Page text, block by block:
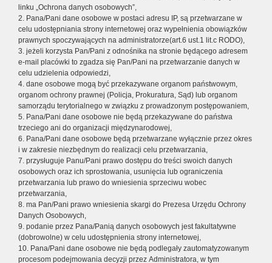
linku „Ochrona danych osobowych”,
2. Pana/Pani dane osobowe w postaci adresu IP, są przetwarzane w
celu udostępniania strony internetowej oraz wypełnienia obowiązków
prawnych spoczywających na administratorze(art.6 ust.1 lit.c RODO),
3. jeżeli korzysta Pan/Pani z odnośnika na stronie będącego adresem
e-mail placówki to zgadza się Pan/Pani na przetwarzanie danych w
celu udzielenia odpowiedzi,
4. dane osobowe mogą być przekazywane organom państwowym,
organom ochrony prawnej (Policja, Prokuratura, Sąd) lub organom
samorządu terytorialnego w związku z prowadzonym postępowaniem,
5. Pana/Pani dane osobowe nie będą przekazywane do państwa
trzeciego ani do organizacji międzynarodowej,
6. Pana/Pani dane osobowe będą przetwarzane wyłącznie przez okres
i w zakresie niezbędnym do realizacji celu przetwarzania,
7. przysługuje Panu/Pani prawo dostępu do treści swoich danych
osobowych oraz ich sprostowania, usunięcia lub ograniczenia
przetwarzania lub prawo do wniesienia sprzeciwu wobec
przetwarzania,
8. ma Pan/Pani prawo wniesienia skargi do Prezesa Urzędu Ochrony
Danych Osobowych,
9. podanie przez Pana/Panią danych osobowych jest fakultatywne
(dobrowolne) w celu udostępnienia strony internetowej,
10. Pana/Pani dane osobowe nie będą podlegały zautomatyzowanym
procesom podejmowania decyzji przez Administratora, w tym